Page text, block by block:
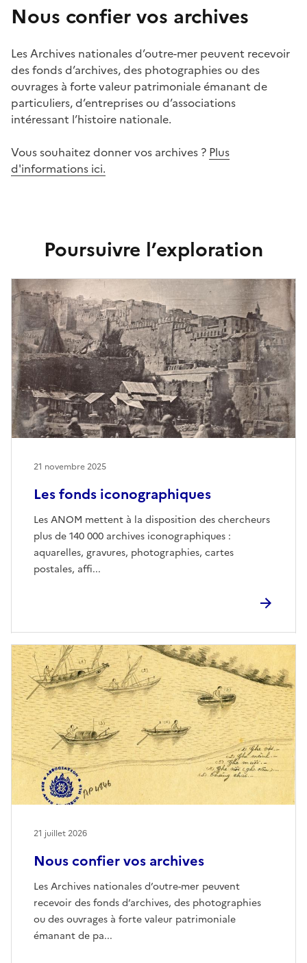
Nous confier vos archives
Les Archives nationales d’outre-mer peuvent recevoir
des fonds d’archives, des photographies ou des
ouvrages à forte valeur patrimoniale émanant de
particuliers, d’entreprises ou d’associations
intéressant l’histoire nationale.
Vous souhaitez donner vos archives ? Plus
d'informations ici.
Poursuivre l’exploration
Les fonds iconographiques
Les ANOM mettent à la disposition des chercheurs
plus de 140 000 archives iconographiques :
aquarelles, gravures, photographies, cartes
postales, affi...
21 novembre 2025
Nous confier vos archives
Les Archives nationales d’outre-mer peuvent
recevoir des fonds d’archives, des photographies
ou des ouvrages à forte valeur patrimoniale
émanant de pa...
21 juillet 2026